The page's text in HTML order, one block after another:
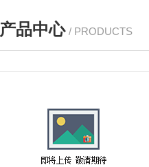
产品中心 / PRODUCTS